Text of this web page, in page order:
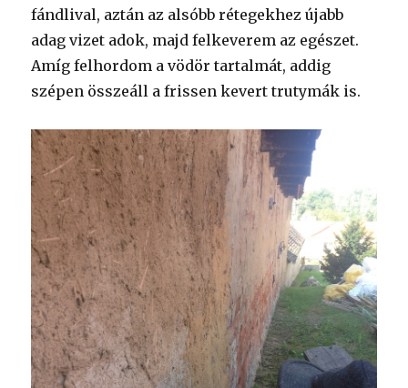
fándlival, aztán az alsóbb rétegekhez újabb
adag vizet adok, majd felkeverem az egészet.
Amíg felhordom a vödör tartalmát, addig
szépen összeáll a frissen kevert trutymák is.